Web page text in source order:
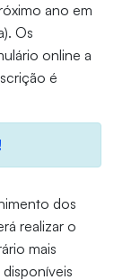
ano em
Os
online a
é
dos
realizar o
mais